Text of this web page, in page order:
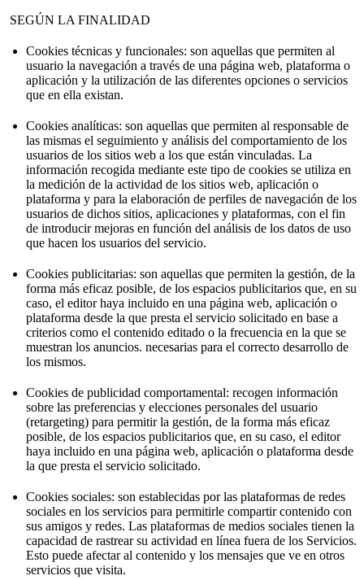
SEGÚN LA FINALIDAD
Cookies técnicas y funcionales: son aquellas que permiten al
usuario la navegación a través de una página web, plataforma o
aplicación y la utilización de las diferentes opciones o servicios
que en ella existan.
Cookies analíticas: son aquellas que permiten al responsable de
las mismas el seguimiento y análisis del comportamiento de los
usuarios de los sitios web a los que están vinculadas. La
información recogida mediante este tipo de cookies se utiliza en
la medición de la actividad de los sitios web, aplicación o
plataforma y para la elaboración de perfiles de navegación de los
usuarios de dichos sitios, aplicaciones y plataformas, con el fin
de introducir mejoras en función del análisis de los datos de uso
que hacen los usuarios del servicio.
Cookies publicitarias: son aquellas que permiten la gestión, de la
forma más eficaz posible, de los espacios publicitarios que, en su
caso, el editor haya incluido en una página web, aplicación o
plataforma desde la que presta el servicio solicitado en base a
criterios como el contenido editado o la frecuencia en la que se
muestran los anuncios. necesarias para el correcto desarrollo de
los mismos.
Cookies de publicidad comportamental: recogen información
sobre las preferencias y elecciones personales del usuario
(retargeting) para permitir la gestión, de la forma más eficaz
posible, de los espacios publicitarios que, en su caso, el editor
haya incluido en una página web, aplicación o plataforma desde
la que presta el servicio solicitado.
Cookies sociales: son establecidas por las plataformas de redes
sociales en los servicios para permitirle compartir contenido con
sus amigos y redes. Las plataformas de medios sociales tienen la
capacidad de rastrear su actividad en línea fuera de los Servicios.
Esto puede afectar al contenido y los mensajes que ve en otros
servicios que visita.